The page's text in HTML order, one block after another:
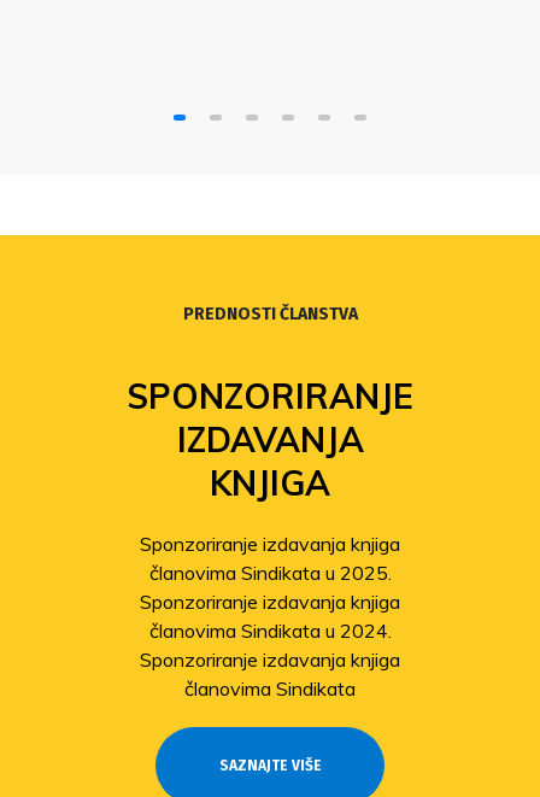
PREDNOSTI ČLANSTVA
SPONZORIRANJE
IZDAVANJA
KNJIGA
Sponzoriranje izdavanja knjiga
članovima Sindikata u 2025.
Sponzoriranje izdavanja knjiga
članovima Sindikata u 2024.
Sponzoriranje izdavanja knjiga
članovima Sindikata
SAZNAJTE VIŠE